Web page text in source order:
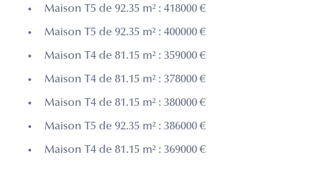
Maison T5 de 92.35 m² : 418000 €
Maison T5 de 92.35 m² : 400000 €
Maison T4 de 81.15 m² : 359000 €
Maison T4 de 81.15 m² : 378000 €
Maison T4 de 81.15 m² : 380000 €
Maison T5 de 92.35 m² : 386000 €
Maison T4 de 81.15 m² : 369000 €